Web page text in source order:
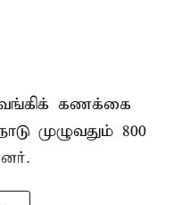
கணக்கை
முழுவதும் 800